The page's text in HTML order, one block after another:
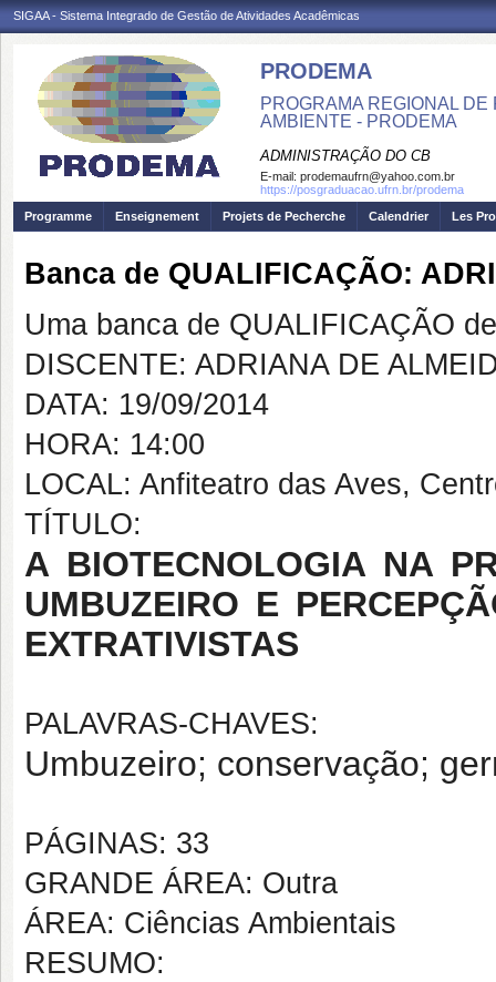
SIGAA - Sistema Integrado de Gestão de Atividades Acadêmicas
PRODEMA
PROGRAMA REGIONAL
AMBIENTE - PRODEMA
ADMINISTRAÇÃO DO CB
E-mail: prodemaufrn@yahoo.com.br
https://posgraduacao.ufrn.br/prodema
Programme
Enseignement Projets de Pecherche Calendrier Les
Banca de QUALIFICAÇÃO:
Uma banca de QUALIFICAÇÃO
DISCENTE: ADRIANA DE
DATA: 19/09/2014
HORA: 14:00
LOCAL: Anfiteatro das Aves,
TÍTULO:
A BIOTECNOLOGIA NA
UMBUZEIRO E
EXTRATIVISTAS
PALAVRAS-CHAVES:
Umbuzeiro; conservação;
PÁGINAS: 33
GRANDE ÁREA: Outra
ÁREA: Ciências Ambientais
RESUMO: